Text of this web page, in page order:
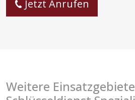
Jetzt Anrufen
Weitere